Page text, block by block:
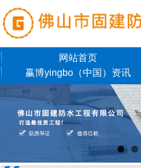
网站首页
赢博yingbo（中国）资讯